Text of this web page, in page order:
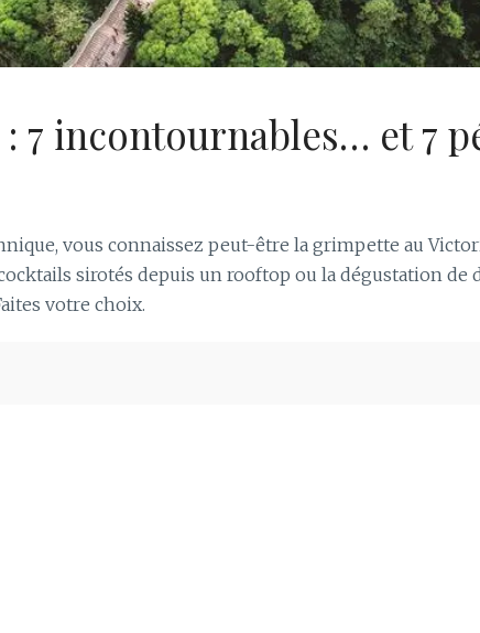
7 incontournables… et 7
vous connaissez peut-être la grimpette au
sirotés depuis un rooftop ou la dégustation de
votre choix.